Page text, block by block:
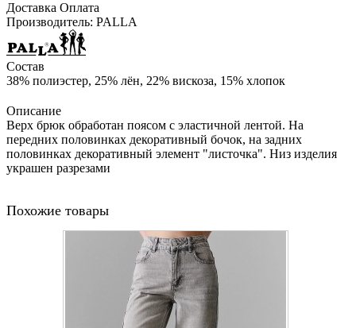
Доставка Оплата
Производитель: PALLA
Состав
38% полиэстер, 25% лён, 22% вискоза, 15% хлопок
Описание
Верх брюк обработан поясом с эластичной лентой. На
передних половинках декоративный бочок, на задних
половинках декоративный элемент "листочка". Низ изделия
украшен разрезами
Похожие товары